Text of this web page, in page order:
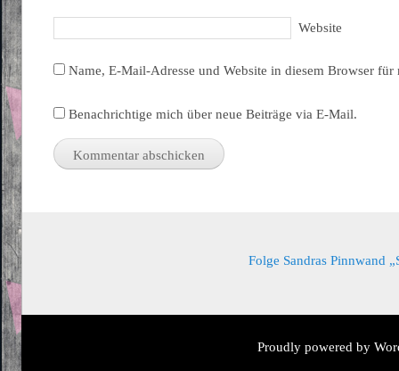
Website
Name, E-Mail-Adresse und Website in diesem Browser
Benachrichtige mich über neue Beiträge via E-Mail.
Folge Sandras Pinnwand
Proudly powered by